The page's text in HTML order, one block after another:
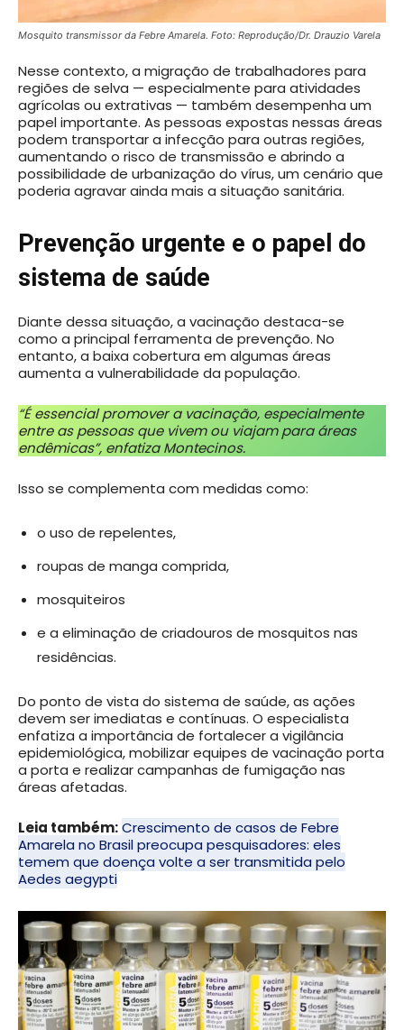
Mosquito transmissor da Febre Amarela. Foto: Reprodução/Dr. Drauzio Varela
Nesse contexto, a migração de trabalhadores para
regiões de selva — especialmente para atividades
agrícolas ou extrativas — também desempenha um
papel importante. As pessoas expostas nessas áreas
podem transportar a infecção para outras regiões,
aumentando o risco de transmissão e abrindo a
possibilidade de urbanização do vírus, um cenário que
poderia agravar ainda mais a situação sanitária.
Prevenção urgente e o papel do
sistema de saúde
Diante dessa situação, a vacinação destaca-se
como a principal ferramenta de prevenção. No
entanto, a baixa cobertura em algumas áreas
aumenta a vulnerabilidade da população.
“É essencial promover a vacinação, especialmente
entre as pessoas que vivem ou viajam para áreas
endêmicas”, enfatiza Montecinos.
Isso se complementa com medidas como:
o uso de repelentes,
roupas de manga comprida,
mosquiteiros
e a eliminação de criadouros de mosquitos nas
residências.
Do ponto de vista do sistema de saúde, as ações
devem ser imediatas e contínuas. O especialista
enfatiza a importância de fortalecer a vigilância
epidemiológica, mobilizar equipes de vacinação porta
a porta e realizar campanhas de fumigação nas
áreas afetadas.
Leia também:Crescimento de casos de Febre
Amarela no Brasil preocupa pesquisadores: eles
temem que doença volte a ser transmitida pelo
Aedes aegypti